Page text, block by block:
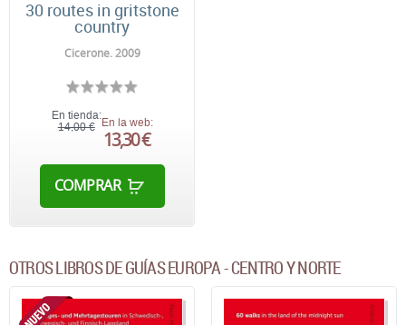
30 routes in gritstone
country
Cicerone. 2009
En tienda:
14,00 € En la web:
13,30 €
COMPRAR
OTROS LIBROS DE GUÍAS EUROPA - CENTRO Y NORTE